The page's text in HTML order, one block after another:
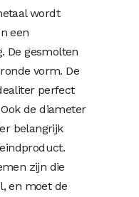
wordt
een
De gesmolten
vorm. De
perfect
de diameter
belangrijk
zijn die
en moet de